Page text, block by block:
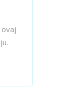
ovaj